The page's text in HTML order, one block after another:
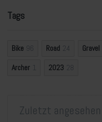
Tags
Bike 96 Road 24 Gravel
Archer 1 2023 28
Zuletzt angesehen